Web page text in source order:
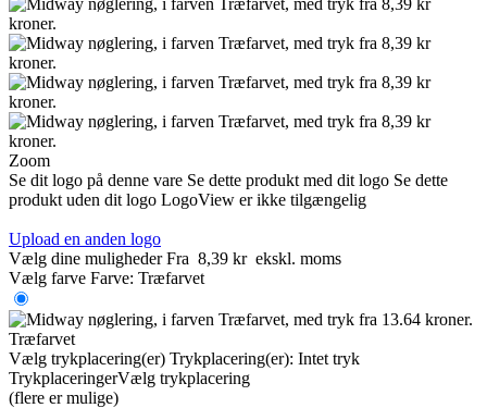
Zoom
Se dit logo på denne vare Se dette produkt med dit logo Se dette
produkt uden dit logo LogoView er ikke tilgængelig
Upload en anden logo
Vælg dine muligheder Fra 8,39 kr ekskl. moms
Vælg farve Farve: Træfarvet
Træfarvet
Vælg trykplacering(er) Trykplacering(er): Intet tryk
TrykplaceringerVælg trykplacering
(flere er mulige)